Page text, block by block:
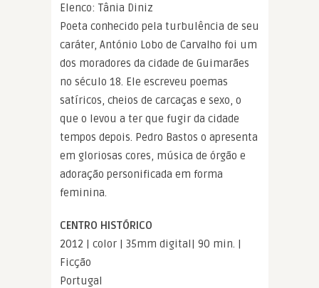
Elenco: Tânia Diniz
Poeta conhecido pela turbulência de seu
caráter, António Lobo de Carvalho foi um
dos moradores da cidade de Guimarães
no século 18. Ele escreveu poemas
satíricos, cheios de carcaças e sexo, o
que o levou a ter que fugir da cidade
tempos depois. Pedro Bastos o apresenta
em gloriosas cores, música de órgão e
adoração personificada em forma
feminina.
CENTRO HISTÓRICO
2012 | color | 35mm digital| 90 min. |
Ficção
Portugal